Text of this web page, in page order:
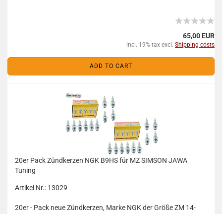
65,00 EUR
incl. 19% tax excl. Shipping costs
ADD TO CART
20er Pack Zündkerzen NGK B9HS für MZ SIMSON JAWA
Tuning
Artikel Nr.: 13029
20er - Pack neue Zündkerzen, Marke NGK der Größe ZM 14-